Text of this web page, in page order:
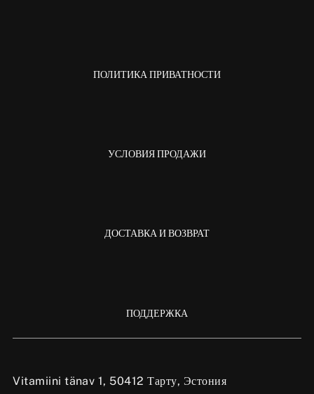
Vitamiini tänav 1, 50412 Тарту, Эстония
ПОЛИТИКА ПРИВАТНОСТИ
УСЛОВИЯ ПРОДАЖИ
ДОСТАВКА И ВОЗВРАТ
ПОДДЕРЖКА